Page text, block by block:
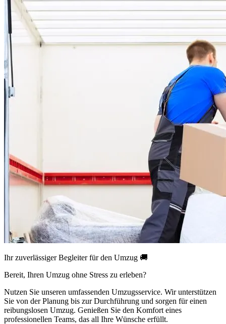
Ihr zuverlässiger Begleiter für den Umzug 🚚
Bereit, Ihren Umzug ohne Stress zu erleben?
Nutzen Sie unseren umfassenden Umzugsservice. Wir unterstützen
Sie von der Planung bis zur Durchführung und sorgen für einen
reibungslosen Umzug. Genießen Sie den Komfort eines
professionellen Teams, das all Ihre Wünsche erfüllt.